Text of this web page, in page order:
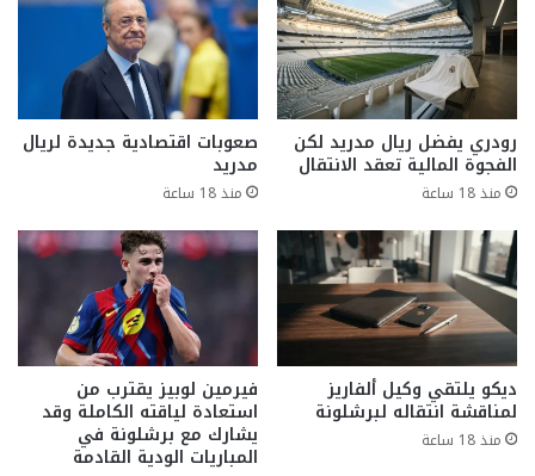
رودري يفضل ريال مدريد لكن
الفجوة المالية تعقد الانتقال
منذ 18 ساعة
صعوبات اقتصادية جديدة لريال
مدريد
منذ 18 ساعة
ديكو يلتقي وكيل ألفاريز
لمناقشة انتقاله لبرشلونة
منذ 18 ساعة
فيرمين لوبيز يقترب من
استعادة لياقته الكاملة وقد
يشارك مع برشلونة في
المباريات الودية القادمة